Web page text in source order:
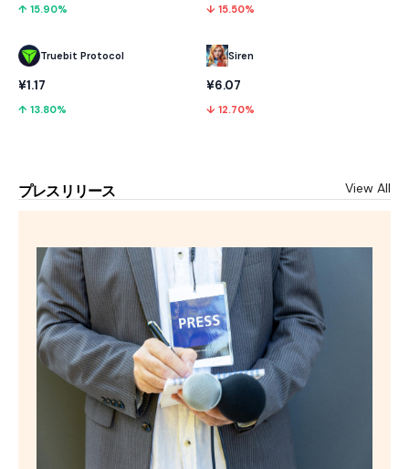
↑ 15.90%
Truebit Protocol
¥1.17
↑ 13.80%
↓ 15.50%
Siren
¥6.07
↓ 12.70%
プレスリリース View All